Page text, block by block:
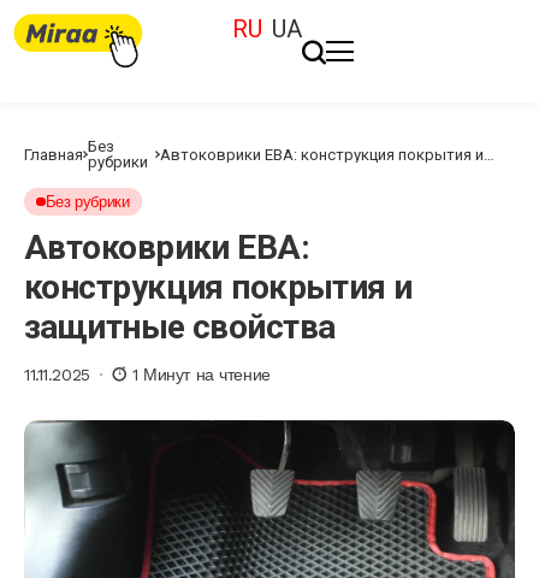
RU UA
Главная Без
рубрики
Автоковрики ЕВА: конструкция покрытия и
Без рубрики
Автоковрики ЕВА:
конструкция покрытия и
защитные свойства
11.11.2025 1 Минут на чтение